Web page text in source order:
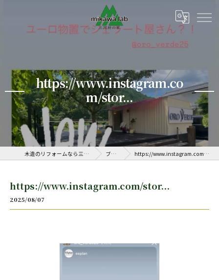
https://www.instagram.co
m/stor...
木造のリフォームなら三河ラボ ブログ https://www.instagram.com/stor...
https://www.instagram.com/stor...
2025/08/07